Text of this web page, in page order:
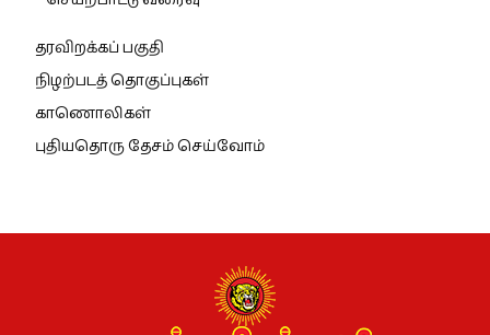
தரவிறக்கப் பகுதி
நிழற்படத் தொகுப்புகள்
காணொலிகள்
புதியதொரு தேசம் செய்வோம்